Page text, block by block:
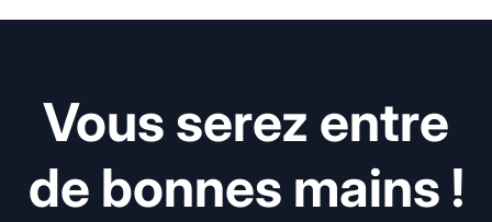
Vous serez entre
de bonnes mains !